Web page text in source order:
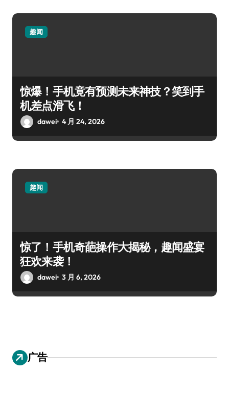
趣闻
惊爆！手机竟有预测未来神技？笑到手
机差点滑飞！
dawei 4 月 24, 2026
趣闻
惊了！手机奇葩操作大揭秘，趣闻盛宴
狂欢来袭！
dawei 3 月 6, 2026
广告